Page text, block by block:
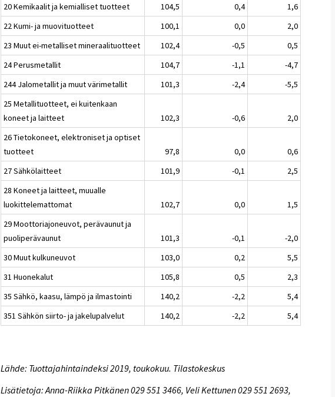
20 Kemikaalit ja kemialliset tuotteet
104,5 0,4
1,6
22 Kumi- ja muovituotteet
100,1 0,0
2,0
23 Muut ei-metalliset mineraalituotteet
102,4 -0,5
0,5
24 Perusmetallit
104,7 -1,1
-4,7
244 Jalometallit ja muut värimetallit
101,3 -2,4
-5,5
25 Metallituotteet, ei kuitenkaan
koneet ja laitteet
102,3 -0,6
2,0
26 Tietokoneet, elektroniset ja optiset
tuotteet
97,8 0,0
0,6
27 Sähkölaitteet
101,9 -0,1
2,5
28 Koneet ja laitteet, muualle
luokittelemattomat
102,7 0,0
1,5
29 Moottoriajoneuvot, perävaunut ja
puoliperävaunut
101,3 -0,1
-2,0
30 Muut kulkuneuvot
103,0 0,2
5,5
31 Huonekalut
105,8 0,5
2,3
35 Sähkö, kaasu, lämpö ja ilmastointi
140,2 -2,2
5,4
351 Sähkön siirto- ja jakelupalvelut
140,2 -2,2 5,4
Lähde: Tuottajahintaindeksi 2019, toukokuu. Tilastokeskus
Lisätietoja: Anna-Riikka Pitkänen 029 551 3466, Veli Kettunen 029 551 2693,